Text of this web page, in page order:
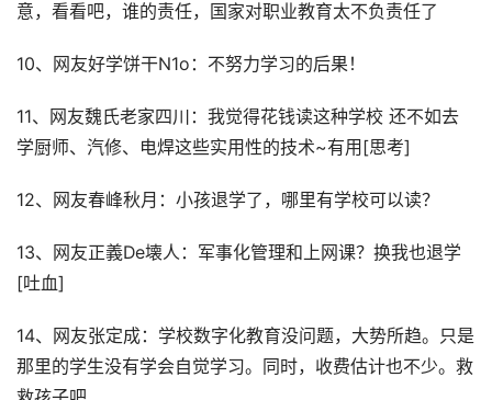
意，看看吧，谁的责任，国家对职业教育太不负责任了
10、网友好学饼干N1o：不努力学习的后果！
11、网友魏氏老家四川：我觉得花钱读这种学校 还不如去
学厨师、汽修、电焊这些实用性的技术~有用[思考]
12、网友春峰秋月：小孩退学了，哪里有学校可以读？
13、网友正義De壊人：军事化管理和上网课？换我也退学
[吐血]
14、网友张定成：学校数字化教育没问题，大势所趋。只是
那里的学生没有学会自觉学习。同时，收费估计也不少。救